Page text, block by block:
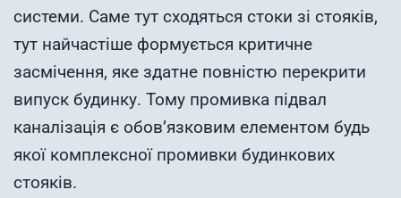
системи. Саме тут сходяться стоки зі стояків,
тут найчастіше формується критичне
засмічення, яке здатне повністю перекрити
випуск будинку. Тому промивка підвал
каналізація є обов’язковим елементом будь
якої комплексної промивки будинкових
стояків.